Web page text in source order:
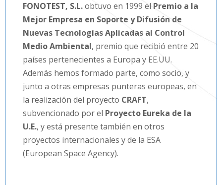
FONOTEST, S.L.obtuvo en 1999 el Premio a la
Mejor Empresa en Soporte y Difusión de
Nuevas Tecnologías Aplicadas al Control
Medio Ambiental, premio que recibió entre 20
países pertenecientes a Europa y EE.UU.
Además hemos formado parte, como socio, y
junto a otras empresas punteras europeas, en
la realización del proyecto CRAFT,
subvencionado por el Proyecto Eureka de la
U.E., y está presente también en otros
proyectos internacionales y de la ESA
(European Space Agency).